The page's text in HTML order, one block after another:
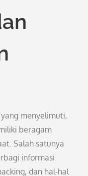
menyelimuti,
beragam
Salah satunya
informasi
dan hal-hal